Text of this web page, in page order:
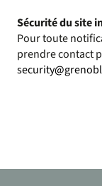
Sécurité du site
Pour toute
prendre contact